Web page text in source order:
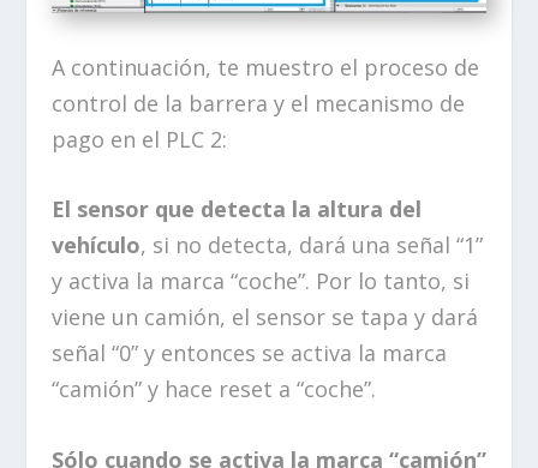
A continuación, te muestro el proceso de
control de la barrera y el mecanismo de
pago en el PLC 2:
El sensor que detecta la altura del
vehículo, si no detecta, dará una señal “1”
y activa la marca “coche”. Por lo tanto, si
viene un camión, el sensor se tapa y dará
señal “0” y entonces se activa la marca
“camión” y hace reset a “coche”.
Sólo cuando se activa la marca “camión”